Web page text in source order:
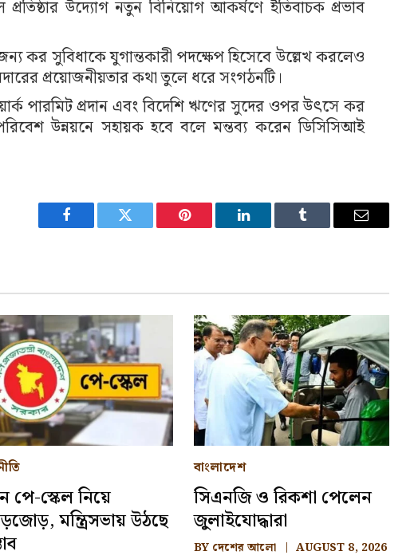
উদ্যোগ নতুন বিনিয়োগ আকর্ষণে ইতিবাচক প্রভাব
কর সুবিধাকে যুগান্তকারী পদক্ষেপ হিসেবে উল্লেখ করলেও
প্রয়োজনীয়তার কথা তুলে ধরে সংগঠনটি।
পারমিট প্রদান এবং বিদেশি ঋণের সুদের ওপর উৎসে কর
উন্নয়নে সহায়ক হবে বলে মন্তব্য করেন ডিসিসিআই
Facebook Twitter Pinterest LinkedIn Tumblr Email
পে-স্কেল নিয়ে
মন্ত্রিসভায় উঠছে
বাংলাদেশ
সিএনজি ও রিকশা পেলেন
জুলাইযোদ্ধারা
BY দেশের আলো AUGUST 8, 2026